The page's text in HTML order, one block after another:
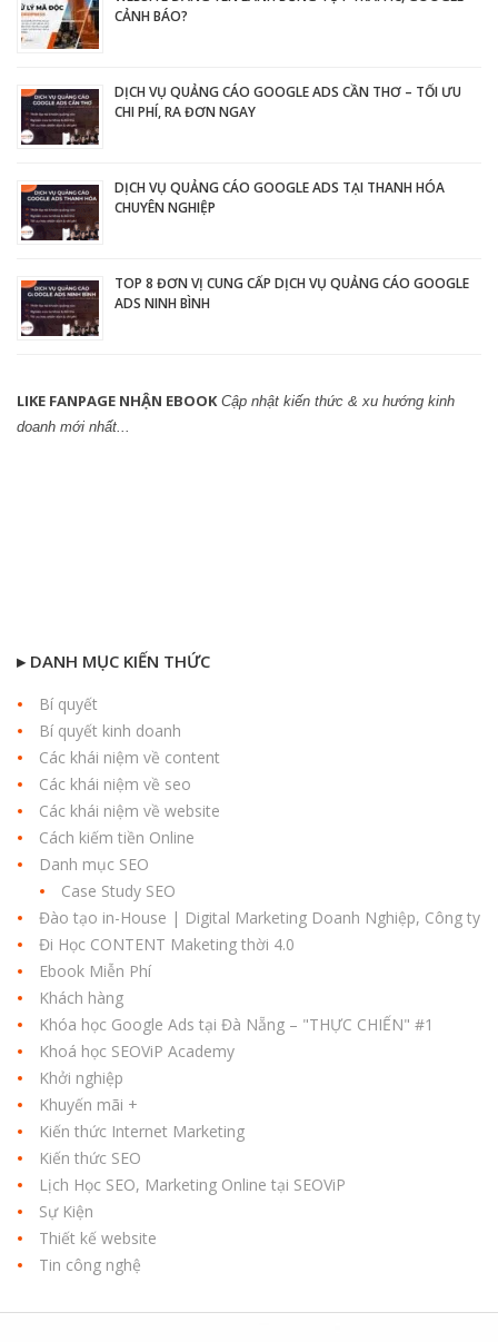
CẢNH BÁO?
DỊCH VỤ QUẢNG CÁO GOOGLE ADS CẦN THƠ – TỐI ƯU
CHI PHÍ, RA ĐƠN NGAY
DỊCH VỤ QUẢNG CÁO GOOGLE ADS TẠI THANH HÓA
CHUYÊN NGHIỆP
TOP 8 ĐƠN VỊ CUNG CẤP DỊCH VỤ QUẢNG CÁO GOOGLE
ADS NINH BÌNH
LIKE FANPAGE NHẬN EBOOK Cập nhật kiến thức & xu hướng kinh
doanh mới nhất...
▸ DANH MỤC KIẾN THỨC
Bí quyết
Bí quyết kinh doanh
Các khái niệm về content
Các khái niệm về seo
Các khái niệm về website
Cách kiếm tiền Online
Danh mục SEO
Case Study SEO
Đào tạo in-House | Digital Marketing Doanh Nghiệp, Công ty
Đi Học CONTENT Maketing thời 4.0
Ebook Miễn Phí
Khách hàng
Khóa học Google Ads tại Đà Nẵng – "THỰC CHIẾN" #1
Khoá học SEOViP Academy
Khởi nghiệp
Khuyến mãi +
Kiến thức Internet Marketing
Kiến thức SEO
Lịch Học SEO, Marketing Online tại SEOViP
Sự Kiện
Thiết kế website
Tin công nghệ